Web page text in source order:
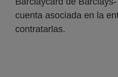
cuenta asociada en la
contratarlas.